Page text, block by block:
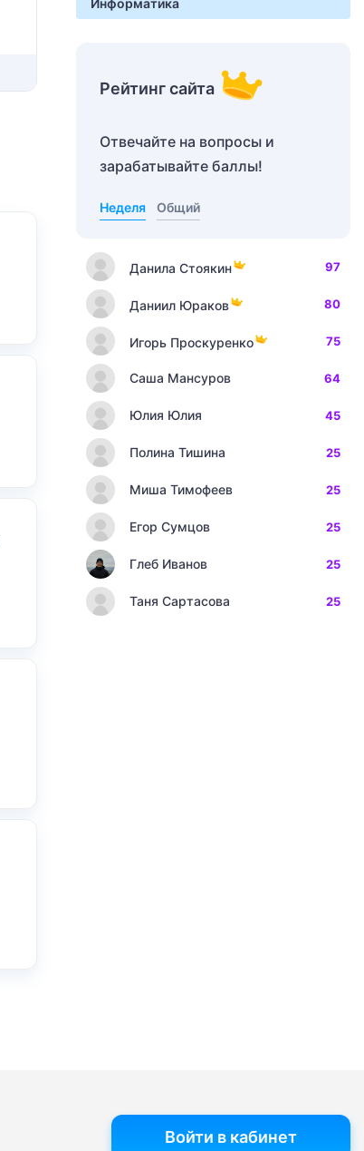
Информатика
Рейтинг сайта
Отвечайте на вопросы и
зарабатывайте баллы!
Неделя Общий
Данила Стоякин 97
Даниил Юраков 80
Игорь Проскуренко 75
Саша Мансуров 64
Юлия Юлия 45
Полина Тишина 25
Миша Тимофеев 25
Егор Сумцов 25
Глеб Иванов 25
Таня Сартасова 25
Войти в кабинет